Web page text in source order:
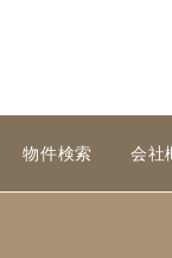
物件検索 会社